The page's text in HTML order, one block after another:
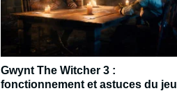
Gwynt The Witcher 3 :
fonctionnement et astuces du jeu